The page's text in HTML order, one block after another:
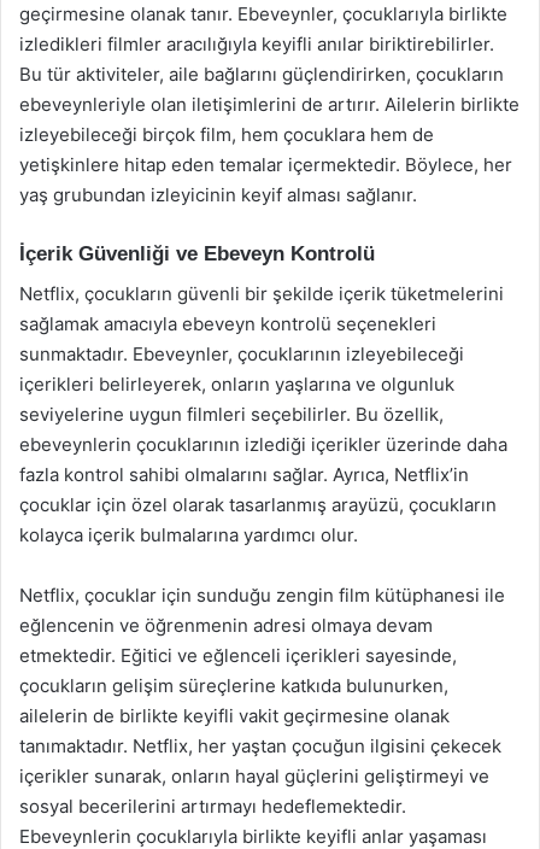
geçirmesine olanak tanır. Ebeveynler, çocuklarıyla birlikte
izledikleri filmler aracılığıyla keyifli anılar biriktirebilirler.
Bu tür aktiviteler, aile bağlarını güçlendirirken, çocukların
ebeveynleriyle olan iletişimlerini de artırır. Ailelerin birlikte
izleyebileceği birçok film, hem çocuklara hem de
yetişkinlere hitap eden temalar içermektedir. Böylece, her
yaş grubundan izleyicinin keyif alması sağlanır.
İçerik Güvenliği ve Ebeveyn Kontrolü
Netflix, çocukların güvenli bir şekilde içerik tüketmelerini
sağlamak amacıyla ebeveyn kontrolü seçenekleri
sunmaktadır. Ebeveynler, çocuklarının izleyebileceği
içerikleri belirleyerek, onların yaşlarına ve olgunluk
seviyelerine uygun filmleri seçebilirler. Bu özellik,
ebeveynlerin çocuklarının izlediği içerikler üzerinde daha
fazla kontrol sahibi olmalarını sağlar. Ayrıca, Netflix’in
çocuklar için özel olarak tasarlanmış arayüzü, çocukların
kolayca içerik bulmalarına yardımcı olur.
Netflix, çocuklar için sunduğu zengin film kütüphanesi ile
eğlencenin ve öğrenmenin adresi olmaya devam
etmektedir. Eğitici ve eğlenceli içerikleri sayesinde,
çocukların gelişim süreçlerine katkıda bulunurken,
ailelerin de birlikte keyifli vakit geçirmesine olanak
tanımaktadır. Netflix, her yaştan çocuğun ilgisini çekecek
içerikler sunarak, onların hayal güçlerini geliştirmeyi ve
sosyal becerilerini artırmayı hedeflemektedir.
Ebeveynlerin çocuklarıyla birlikte keyifli anlar yaşaması